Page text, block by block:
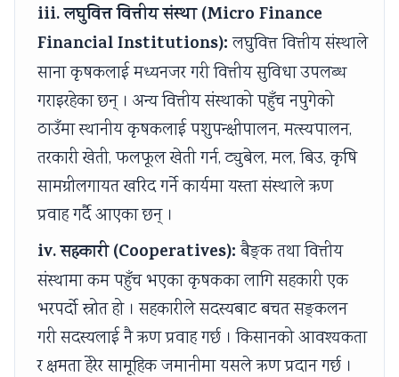
iii. लघुवित्त वित्तीय संस्था (Micro Finance
Financial Institutions):लघुवित्त वित्तीय संस्थाले
साना कृषकलाई मध्यनजर गरी वित्तीय सुविधा उपलब्ध
गराइरहेका छन् । अन्य वित्तीय संस्थाको पहुँच नपुगेको
ठाउँमा स्थानीय कृषकलाई पशुपन्क्षीपालन, मत्स्यपालन,
तरकारी खेती, फलफूल खेती गर्न, ट्युबेल, मल, बिउ, कृषि
सामग्रीलगायत खरिद गर्ने कार्यमा यस्ता संस्थाले ऋण
प्रवाह गर्दै आएका छन् ।
iv. सहकारी (Cooperatives):बैङ्क तथा वित्तीय
संस्थामा कम पहुँच भएका कृषकका लागि सहकारी एक
भरपर्दो स्रोत हो । सहकारीले सदस्यबाट बचत सङ्कलन
गरी सदस्यलाई नै ऋण प्रवाह गर्छ । किसानको आवश्यकता
र क्षमता हेरेर सामूहिक जमानीमा यसले ऋण प्रदान गर्छ ।